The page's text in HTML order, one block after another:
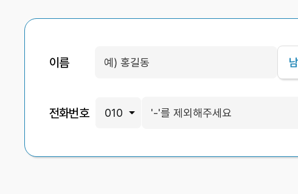
이름 남
전화번호